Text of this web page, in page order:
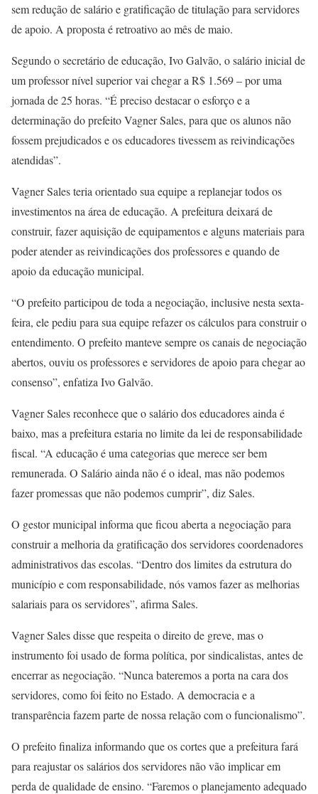
sem redução de salário e gratificação de titulação para servidores
de apoio. A proposta é retroativo ao mês de maio.
Segundo o secretário de educação, Ivo Galvão, o salário inicial de
um professor nível superior vai chegar a R$ 1.569 – por uma
jornada de 25 horas. “É preciso destacar o esforço e a
determinação do prefeito Vagner Sales, para que os alunos não
fossem prejudicados e os educadores tivessem as reivindicações
atendidas”.
Vagner Sales teria orientado sua equipe a replanejar todos os
investimentos na área de educação. A prefeitura deixará de
construir, fazer aquisição de equipamentos e alguns materiais para
poder atender as reivindicações dos professores e quando de
apoio da educação municipal.
“O prefeito participou de toda a negociação, inclusive nesta sexta-
feira, ele pediu para sua equipe refazer os cálculos para construir o
entendimento. O prefeito manteve sempre os canais de negociação
abertos, ouviu os professores e servidores de apoio para chegar ao
consenso”, enfatiza Ivo Galvão.
Vagner Sales reconhece que o salário dos educadores ainda é
baixo, mas a prefeitura estaria no limite da lei de responsabilidade
fiscal. “A educação é uma categorias que merece ser bem
remunerada. O Salário ainda não é o ideal, mas não podemos
fazer promessas que não podemos cumprir”, diz Sales.
O gestor municipal informa que ficou aberta a negociação para
construir a melhoria da gratificação dos servidores coordenadores
administrativos das escolas. “Dentro dos limites da estrutura do
município e com responsabilidade, nós vamos fazer as melhorias
salariais para os servidores”, afirma Sales.
Vagner Sales disse que respeita o direito de greve, mas o
instrumento foi usado de forma política, por sindicalistas, antes de
encerrar as negociação. “Nunca bateremos a porta na cara dos
servidores, como foi feito no Estado. A democracia e a
transparência fazem parte de nossa relação com o funcionalismo”.
O prefeito finaliza informando que os cortes que a prefeitura fará
para reajustar os salários dos servidores não vão implicar em
perda de qualidade de ensino. “Faremos o planejamento adequado